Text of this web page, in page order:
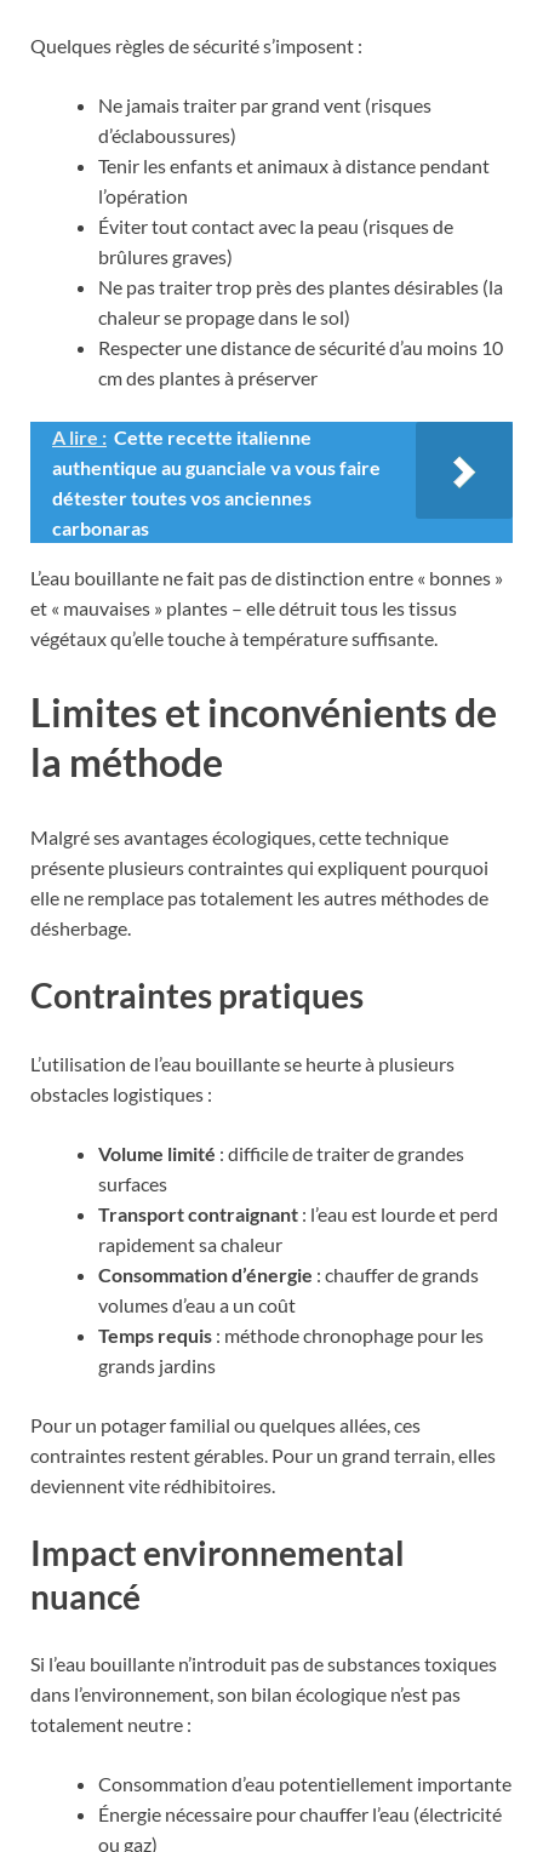
Quelques règles de sécurité s’imposent :
Ne jamais traiter par grand vent (risques
d’éclaboussures)
Tenir les enfants et animaux à distance pendant
l’opération
Éviter tout contact avec la peau (risques de
brûlures graves)
Ne pas traiter trop près des plantes désirables (la
chaleur se propage dans le sol)
Respecter une distance de sécurité d’au moins 10
cm des plantes à préserver
A lire : Cette recette italienne
authentique au guanciale va vous faire
détester toutes vos anciennes
carbonaras
L’eau bouillante ne fait pas de distinction entre « bonnes »
et « mauvaises » plantes – elle détruit tous les tissus
végétaux qu’elle touche à température suffisante.
Limites et inconvénients de
la méthode
Malgré ses avantages écologiques, cette technique
présente plusieurs contraintes qui expliquent pourquoi
elle ne remplace pas totalement les autres méthodes de
désherbage.
Contraintes pratiques
L’utilisation de l’eau bouillante se heurte à plusieurs
obstacles logistiques :
Volume limité : difficile de traiter de grandes
surfaces
Transport contraignant : l’eau est lourde et perd
rapidement sa chaleur
Consommation d’énergie : chauffer de grands
volumes d’eau a un coût
Temps requis : méthode chronophage pour les
grands jardins
Pour un potager familial ou quelques allées, ces
contraintes restent gérables. Pour un grand terrain, elles
deviennent vite rédhibitoires.
Impact environnemental
nuancé
Si l’eau bouillante n’introduit pas de substances toxiques
dans l’environnement, son bilan écologique n’est pas
totalement neutre :
Consommation d’eau potentiellement importante
Énergie nécessaire pour chauffer l’eau (électricité
ou gaz)